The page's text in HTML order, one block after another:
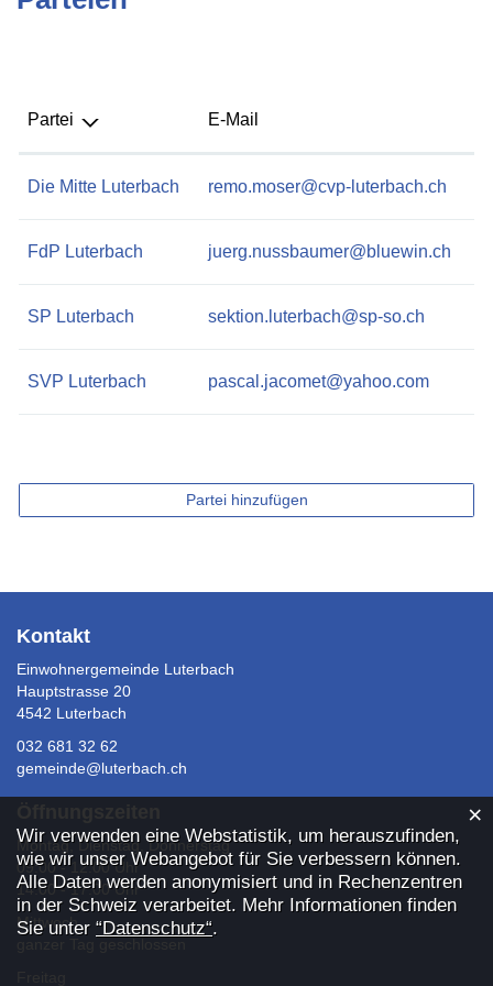
Partei E-Mail
Die Mitte Luterbach remo.moser@cvp-luterbach.ch
FdP Luterbach juerg.nussbaumer@bluewin.ch
SP Luterbach sektion.luterbach@sp-so.ch
SVP Luterbach pascal.jacomet@yahoo.com
Partei hinzufügen
Kontakt
Einwohnergemeinde Luterbach
Hauptstrasse 20
4542 Luterbach
032 681 32 62
gemeinde@luterbach.ch
Montag, Dienstag, Donnerstag
09:00 - 12:00 Uhr
14:00 - 17:00 Uhr
Mittwoch
ganzer Tag geschlossen
Webstatistik
Wir verwenden eine Webstatistik, um herauszufinden,
wie wir unser Webangebot für Sie verbessern können.
Alle Daten werden anonymisiert und in Rechenzentren
in der Schweiz verarbeitet. Mehr Informationen finden
Sie unter “Datenschutz“.
×